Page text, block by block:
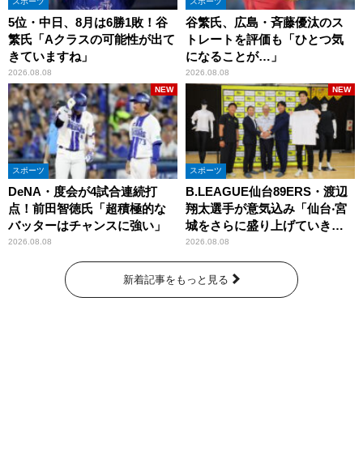
5位・中日、8月は6勝1敗！谷
繁氏「Aクラスの可能性が出て
きていますね」
2026.08.08
谷繁氏、広島・斉藤優汰のス
トレートを評価も「ひとつ気
になることが…」
2026.08.08
スポーツ
DeNA・度会が4試合連続打
点！前田智徳氏「超積極的な
バッターはチャンスに強い」
2026.08.08
NEW
スポーツ
B.LEAGUE仙台89ERS・渡辺
翔太選手が意気込み「仙台‧宮
城をさらに盛り上げていきた
いです」
2026.08.08
NEW
新着記事をもっと見る